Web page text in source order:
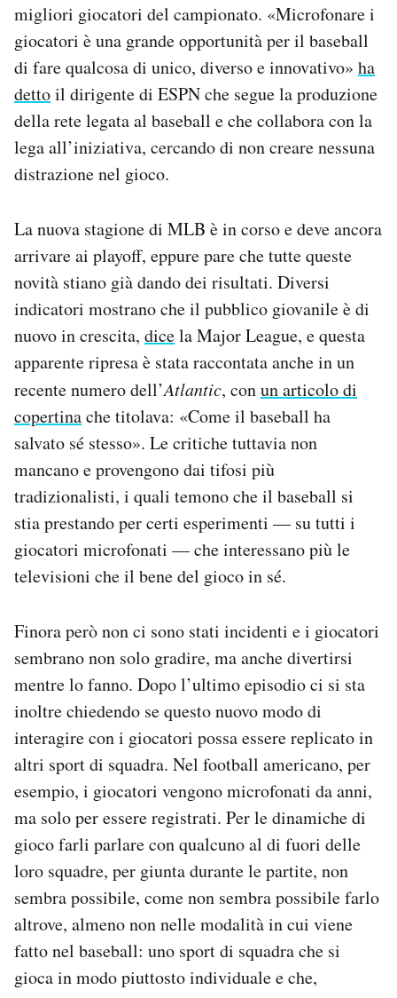
migliori giocatori del campionato. «Microfonare i
giocatori è una grande opportunità per il baseball
di fare qualcosa di unico, diverso e innovativo» ha
dettoil dirigente di ESPN che segue la produzione
della rete legata al baseball e che collabora con la
lega all’iniziativa, cercando di non creare nessuna
distrazione nel gioco.
La nuova stagione di MLB è in corso e deve ancora
arrivare ai playoff, eppure pare che tutte queste
novità stiano già dando dei risultati. Diversi
indicatori mostrano che il pubblico giovanile è di
nuovo in crescita, dicela Major League, e questa
apparente ripresa è stata raccontata anche in un
recente numero dell’Atlantic, conun articolo di
copertinache titolava: «Come il baseball ha
salvato sé stesso». Le critiche tuttavia non
mancano e provengono dai tifosi più
tradizionalisti, i quali temono che il baseball si
stia prestando per certi esperimenti — su tutti i
giocatori microfonati — che interessano più le
televisioni che il bene del gioco in sé.
Finora però non ci sono stati incidenti e i giocatori
sembrano non solo gradire, ma anche divertirsi
mentre lo fanno. Dopo l’ultimo episodio ci si sta
inoltre chiedendo se questo nuovo modo di
interagire con i giocatori possa essere replicato in
altri sport di squadra. Nel football americano, per
esempio, i giocatori vengono microfonati da anni,
ma solo per essere registrati. Per le dinamiche di
gioco farli parlare con qualcuno al di fuori delle
loro squadre, per giunta durante le partite, non
sembra possibile, come non sembra possibile farlo
altrove, almeno non nelle modalità in cui viene
fatto nel baseball: uno sport di squadra che si
gioca in modo piuttosto individuale e che,